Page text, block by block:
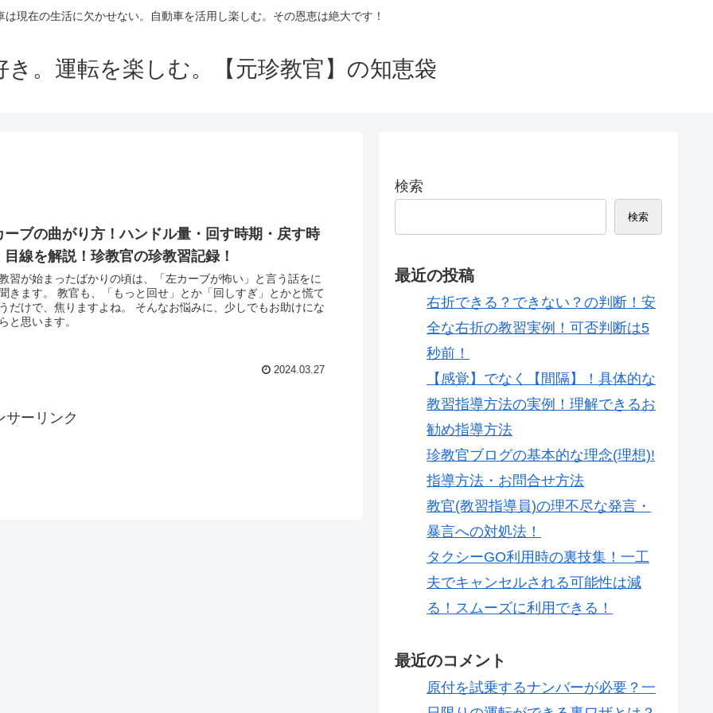
は現在の生活に欠かせない。自動車を活用し楽しむ。その恩恵は絶大です！
き。運転を楽しむ。【元珍教官】の知恵袋
ーブの曲がり方！ハンドル量・回す時期・戻す時
目線を解説！珍教官の珍教習記録！
習が始まったばかりの頃は、「左カーブが怖い」と言う話をに
きます。 教官も、「もっと回せ」とか「回しすぎ」とかと慌て
だけで、焦りますよね。 そんなお悩みに、少しでもお助けにな
と思います。
2024.03.27
サーリンク
検索
検索
最近の投稿
右折できる？できない？の判断！安
全な右折の教習実例！可否判断は5
秒前！
【感覚】でなく【間隔】！具体的な
教習指導方法の実例！理解できるお
勧め指導方法
珍教官ブログの基本的な理念(理想)!
指導方法・お問合せ方法
教官(教習指導員)の理不尽な発言・
暴言への対処法！
タクシーGO利用時の裏技集！一工
夫でキャンセルされる可能性は減
る！スムーズに利用できる！
最近のコメント
原付を試乗するナンバーが必要？一